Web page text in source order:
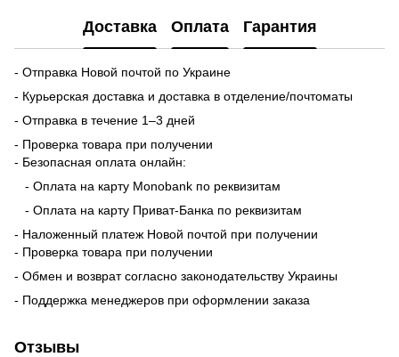
Доставка Оплата Гарантия
- Отправка Новой почтой по Украине
- Курьерская доставка и доставка в отделение/почтоматы
- Отправка в течение 1–3 дней
- Проверка товара при получении
- Безопасная оплата онлайн:
- Оплата на карту Monobank по реквизитам
- Оплата на карту Приват-Банка по реквизитам
- Наложенный платеж Новой почтой при получении
- Проверка товара при получении
- Обмен и возврат согласно законодательству Украины
- Поддержка менеджеров при оформлении заказа
Отзывы